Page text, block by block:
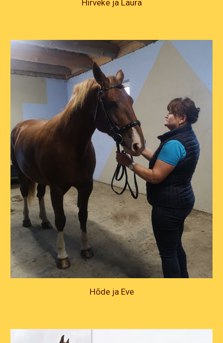
Hirveke ja Laura
Hõde ja Eve